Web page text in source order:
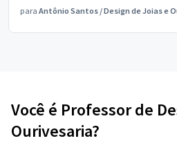
para Antônio Santos /Design de Joias e
Você é Professor de
Ourivesaria?